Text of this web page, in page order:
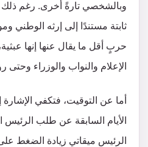
وبالشخصي تارةً أخرى. رغم
ثابتة مستندًا إلى إرثه
حربٍ أقل ما يقال عنها إنها
الإعلام والنواب والوزراء وحتى
أما عن التوقيت، فتكفي
الأيام السابقة عن طلب
الرئيس ميقاتي زيادة الضغط